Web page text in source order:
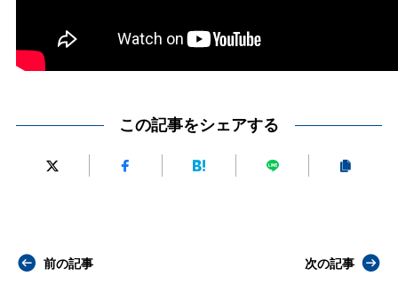
この記事をシェアする
前の記事 次の記事